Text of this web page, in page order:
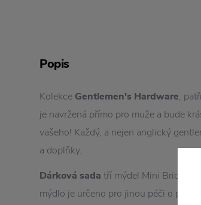
Popis
Kolekce Gentlemen's Hardware,
je navržená přímo pro muže a bude
vašeho! Každý, a nejen anglický
a doplňky.
Dárková sada tří mýdel Mini Brick je
mýdlo je určeno pro jinou péči o